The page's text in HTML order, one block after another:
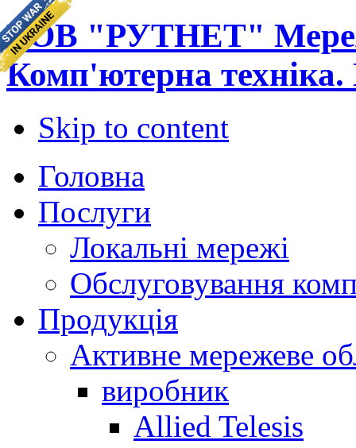
ТОВ "РУТНЕТ"
Комп'ютерна
Skip to content
Головна
Послуги
Локальні мережі
Обслуговування
Продукція
Активне мережеве
виробник
Allied Telesis